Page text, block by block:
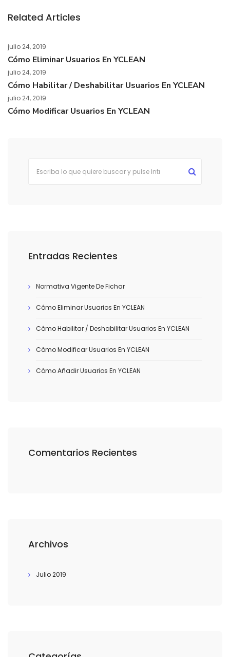
Related Articles
julio 24, 2019
Cómo Eliminar Usuarios En YCLEAN
julio 24, 2019
Cómo Habilitar / Deshabilitar Usuarios En YCLEAN
julio 24, 2019
Cómo Modificar Usuarios En YCLEAN
Entradas Recientes
Normativa Vigente De Fichar
Cómo Eliminar Usuarios En YCLEAN
Cómo Habilitar / Deshabilitar Usuarios En YCLEAN
Cómo Modificar Usuarios En YCLEAN
Cómo Añadir Usuarios En YCLEAN
Comentarios Recientes
Archivos
Julio 2019